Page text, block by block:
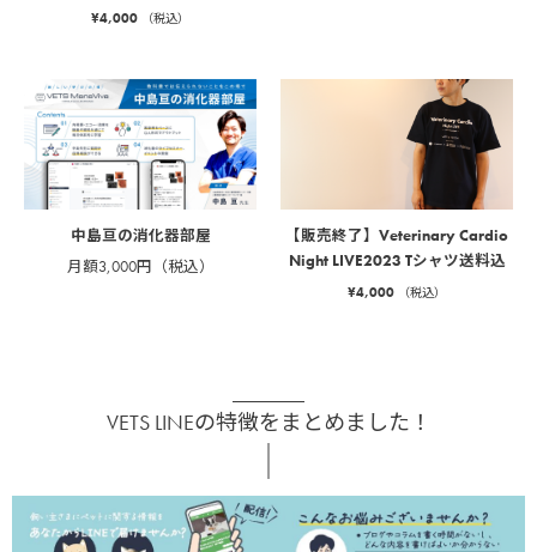
¥4,000 （税込）
中島亘の消化器部屋
月額3,000円（税込）
【販売終了】Veterinary Cardio
Night LIVE2023 Tシャツ送料込
¥4,000 （税込）
VETS LINEの特徴をまとめました！